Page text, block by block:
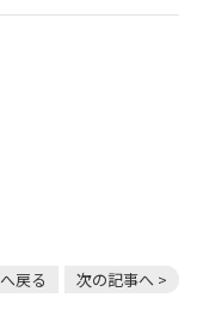
戻る 次の記事へ >